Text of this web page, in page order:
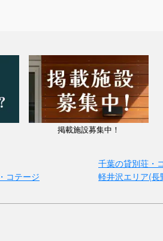
掲載施設募集中！
千葉の貸別荘・
コテージ
軽井沢エリア(